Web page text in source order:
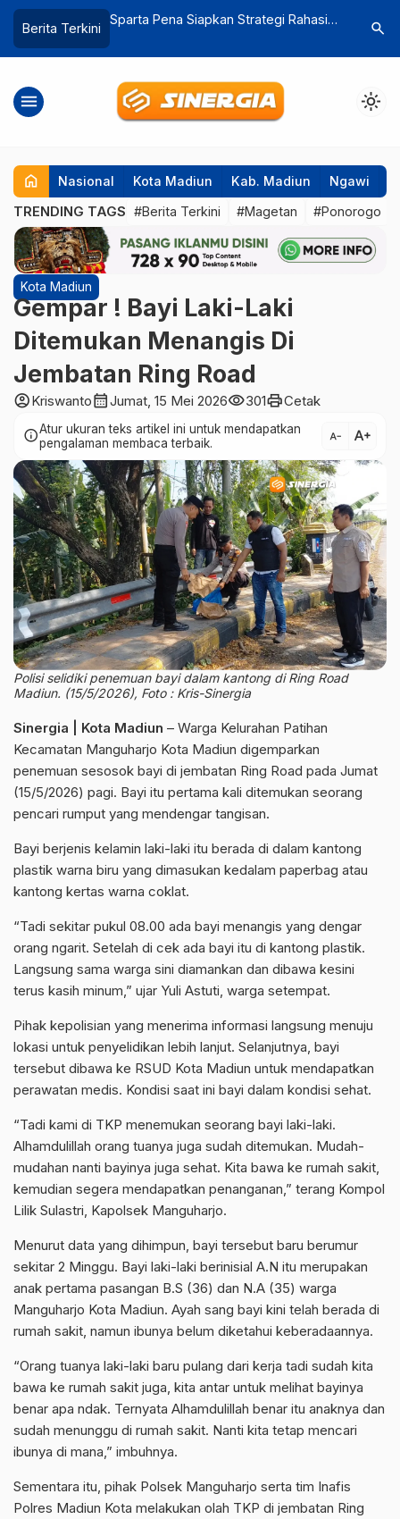
Berita Terkini
Strategi Rahasia Adik Ipar Presiden Prabowo Dorong
Tempe, Ciptakan Lapangan Kerja BaruNgawi
search
menu light_mode
home Nasional Kota Madiun Kab. Madiun Ngawi
TRENDING TAGS #Berita Terkini #Magetan #Ponorogo
Kota Madiun
Gempar ! Bayi Laki-Laki
Ditemukan Menangis Di
Jembatan Ring Road
account_circleKriswantocalendar_monthJumat, 15 Mei 2026visibility301printCetak
infoAtur ukuran teks artikel ini untuk mendapatkan
pengalaman membaca terbaik.
text_decrease text_increase
Polisi selidiki penemuan bayi dalam kantong di Ring Road
Madiun. (15/5/2026), Foto : Kris-Sinergia
Sinergia | Kota Madiun – Warga Kelurahan Patihan
Kecamatan Manguharjo Kota Madiun digemparkan
penemuan sesosok bayi di jembatan Ring Road pada Jumat
(15/5/2026) pagi. Bayi itu pertama kali ditemukan seorang
pencari rumput yang mendengar tangisan.
Bayi berjenis kelamin laki-laki itu berada di dalam kantong
plastik warna biru yang dimasukan kedalam paperbag atau
kantong kertas warna coklat.
“Tadi sekitar pukul 08.00 ada bayi menangis yang dengar
orang ngarit. Setelah di cek ada bayi itu di kantong plastik.
Langsung sama warga sini diamankan dan dibawa kesini
terus kasih minum,” ujar Yuli Astuti, warga setempat.
Pihak kepolisian yang menerima informasi langsung menuju
lokasi untuk penyelidikan lebih lanjut. Selanjutnya, bayi
tersebut dibawa ke RSUD Kota Madiun untuk mendapatkan
perawatan medis. Kondisi saat ini bayi dalam kondisi sehat.
“Tadi kami di TKP menemukan seorang bayi laki-laki.
Alhamdulillah orang tuanya juga sudah ditemukan. Mudah-
mudahan nanti bayinya juga sehat. Kita bawa ke rumah sakit,
kemudian segera mendapatkan penanganan,” terang Kompol
Lilik Sulastri, Kapolsek Manguharjo.
Menurut data yang dihimpun, bayi tersebut baru berumur
sekitar 2 Minggu. Bayi laki-laki berinisial A.N itu merupakan
anak pertama pasangan B.S (36) dan N.A (35) warga
Manguharjo Kota Madiun. Ayah sang bayi kini telah berada di
rumah sakit, namun ibunya belum diketahui keberadaannya.
“Orang tuanya laki-laki baru pulang dari kerja tadi sudah kita
bawa ke rumah sakit juga, kita antar untuk melihat bayinya
benar apa ndak. Ternyata Alhamdulillah benar itu anaknya dan
sudah menunggu di rumah sakit. Nanti kita tetap mencari
ibunya di mana,” imbuhnya.
Sementara itu, pihak Polsek Manguharjo serta tim Inafis
Polres Madiun Kota melakukan olah TKP di jembatan Ring